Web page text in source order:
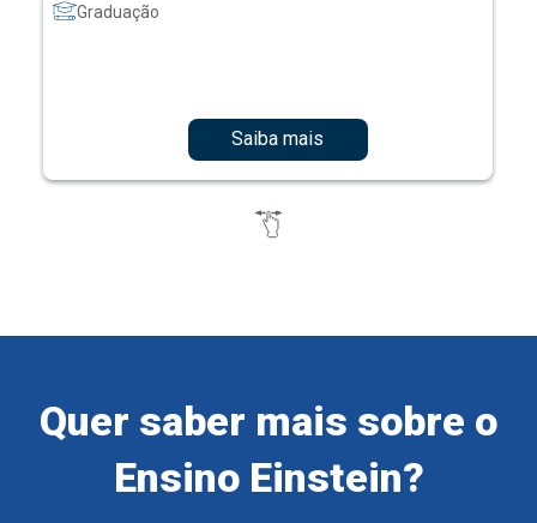
Graduação
Saiba mais
Quer saber mais sobre o
Ensino Einstein?